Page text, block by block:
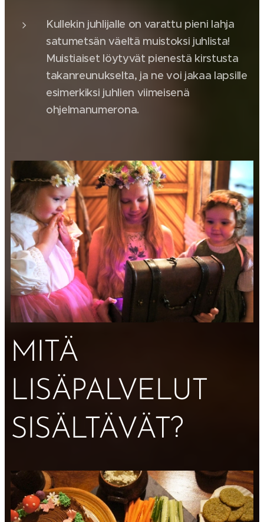
Kullekin juhlijalle on varattu pieni lahja
satumetsän väeltä muistoksi juhlista!
Muistiaiset löytyvät pienestä kirstusta
takanreunukselta, ja ne voi jakaa lapsille
esimerkiksi juhlien viimeisenä
ohjelmanumerona.
MITÄ
LISÄPALVELUT
SISÄLTÄVÄT?